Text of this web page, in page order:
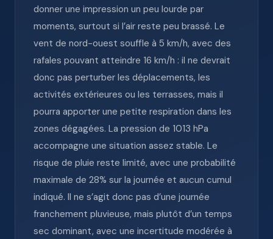
donner une impression un peu lourde par
moments, surtout si l’air reste peu brassé. Le
vent de nord-ouest souffle à 5 km/h, avec des
rafales pouvant atteindre 16 km/h : il ne devrait
donc pas perturber les déplacements, les
activités extérieures ou les terrasses, mais il
pourra apporter une petite respiration dans les
zones dégagées. La pression de 1013 hPa
accompagne une situation assez stable. Le
risque de pluie reste limité, avec une probabilité
maximale de 28% sur la journée et aucun cumul
indiqué. Il ne s’agit donc pas d’une journée
franchement pluvieuse, mais plutôt d’un temps
sec dominant, avec une incertitude modérée à